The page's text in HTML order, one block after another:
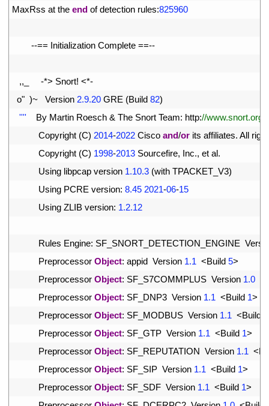
MaxRss at the end of detection rules:825960
--== Initialization Complete ==--
,, -*> Snort! <*-
o" )~ Version 2.9.20 GRE (Build 82)
'''' By Martin Roesch & The Snort Team: http://www.snort.org/
Copyright (C) 2014-2022 Cisco and/or its affiliates. All
Copyright (C) 1998-2013 Sourcefire, Inc., et al.
Using libpcap version 1.10.3 (with TPACKET_V3)
Using PCRE version: 8.45 2021-06-15
Using ZLIB version: 1.2.12
Rules Engine: SF_SNORT_DETECTION_ENGINE
Preprocessor Object: appid Version 1.1 <Build 5>
Preprocessor Object: SF_S7COMMPLUS Version 1.0
Preprocessor Object: SF_DNP3 Version 1.1 <Build 1>
Preprocessor Object: SF_MODBUS Version 1.1 <Build
Preprocessor Object: SF_GTP Version 1.1 <Build 1>
Preprocessor Object: SF_REPUTATION Version 1.1 <
Preprocessor Object: SF_SIP Version 1.1 <Build 1>
Preprocessor Object: SF_SDF Version 1.1 <Build 1>